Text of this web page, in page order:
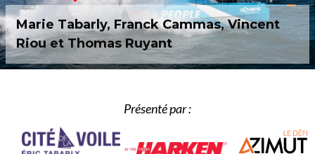
Marie Tabarly, Franck Cammas, Vincent
Riou et Thomas Ruyant
Présenté par :